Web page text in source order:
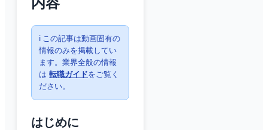
ℹ️ この記事は動画固有の
情報のみを掲載してい
ます。業界全般の情報
は 転職ガイドをご覧く
ださい。
はじめに